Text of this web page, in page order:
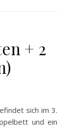
+ 2
und ein